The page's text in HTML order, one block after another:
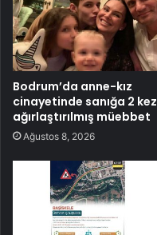
Bodrum’da anne-kız
cinayetinde sanığa 2 kez
ağırlaştırılmış müebbet
Ağustos 8, 2026